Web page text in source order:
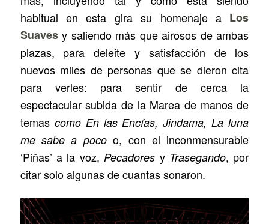
habitual en esta gira su homenaje a Los
Suavesy saliendo más que airosos de ambas
plazas, para deleite y satisfacción de los
nuevos miles de personas que se dieron cita
para verles: para sentir de cerca la
espectacular subida de la Marea de manos de
temas como En las Encías, Jindama, La luna
me sabe a pocoo, con el inconmensurable
‘Piñas’ a la voz, Pecadores y Trasegando, por
citar solo algunas de cuantas sonaron.